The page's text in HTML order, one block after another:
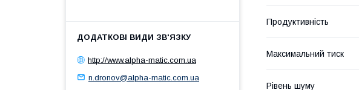
Продуктивність
Максимальний тиск
Рівень шуму
http://www.alpha-matic.com.ua
n.dronov@alpha-matic.com.ua